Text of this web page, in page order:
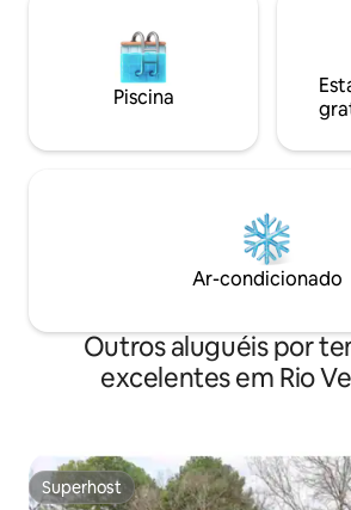
Piscina
Ar-condicionado
Outros aluguéis por
excelentes em Rio
Superhost
Superhost